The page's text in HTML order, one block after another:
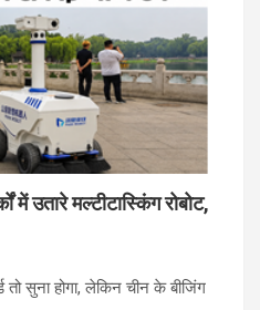
में उतारे मल्टीटास्किंग रोबोट,
सुना होगा, लेकिन चीन के बीजिंग